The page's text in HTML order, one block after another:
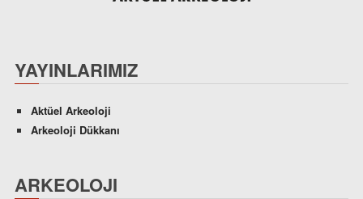
YAYINLARIMIZ
Aktüel Arkeoloji
Arkeoloji Dükkanı
ARKEOLOJI